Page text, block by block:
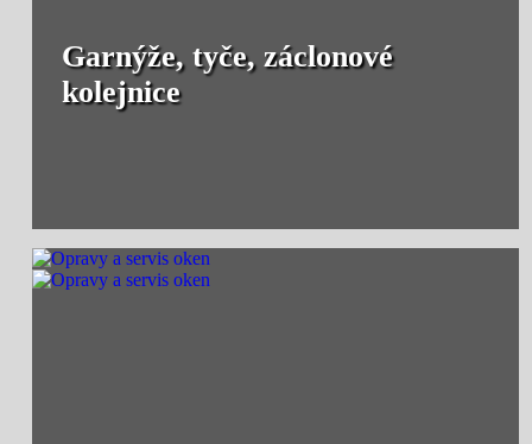
Garnýže, tyče, záclonové
kolejnice